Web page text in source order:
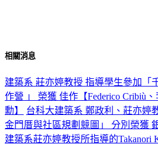
相關消息
建築系 莊亦婷教授 指導學生參加「
作營 」 榮獲 佳作【Federico Cribiù
勳】
台科大建築系 鄭政利、莊亦婷
金門厝與社區規劃競圖」 分別榮獲
建築系莊亦婷教授所指導的Takanori